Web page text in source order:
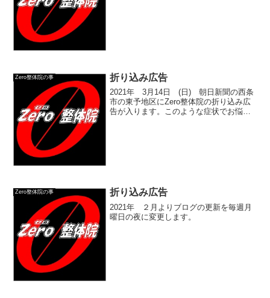
Zero整体院の事 折り込み広告
2021年 3月14日 (日) 朝日新聞の西条
市の東予地区にZero整体院の折り込み広
告が入ります。このような症状でお悩み
Zero整体院の事 折り込み広告
2021年 ２月よりブログの更新を毎週月
曜日の夜に変更します。